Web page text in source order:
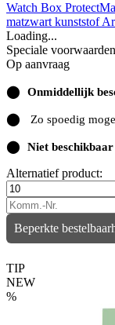
Watch Box
matzwart kunststof
Loading...
Speciale
Op aanvraag
⬤ Onmiddellijk
⬤ Zo spoedig
⬤ Niet beschikbaar
Alternatief product:
Beperkte
TIP
NEW
%